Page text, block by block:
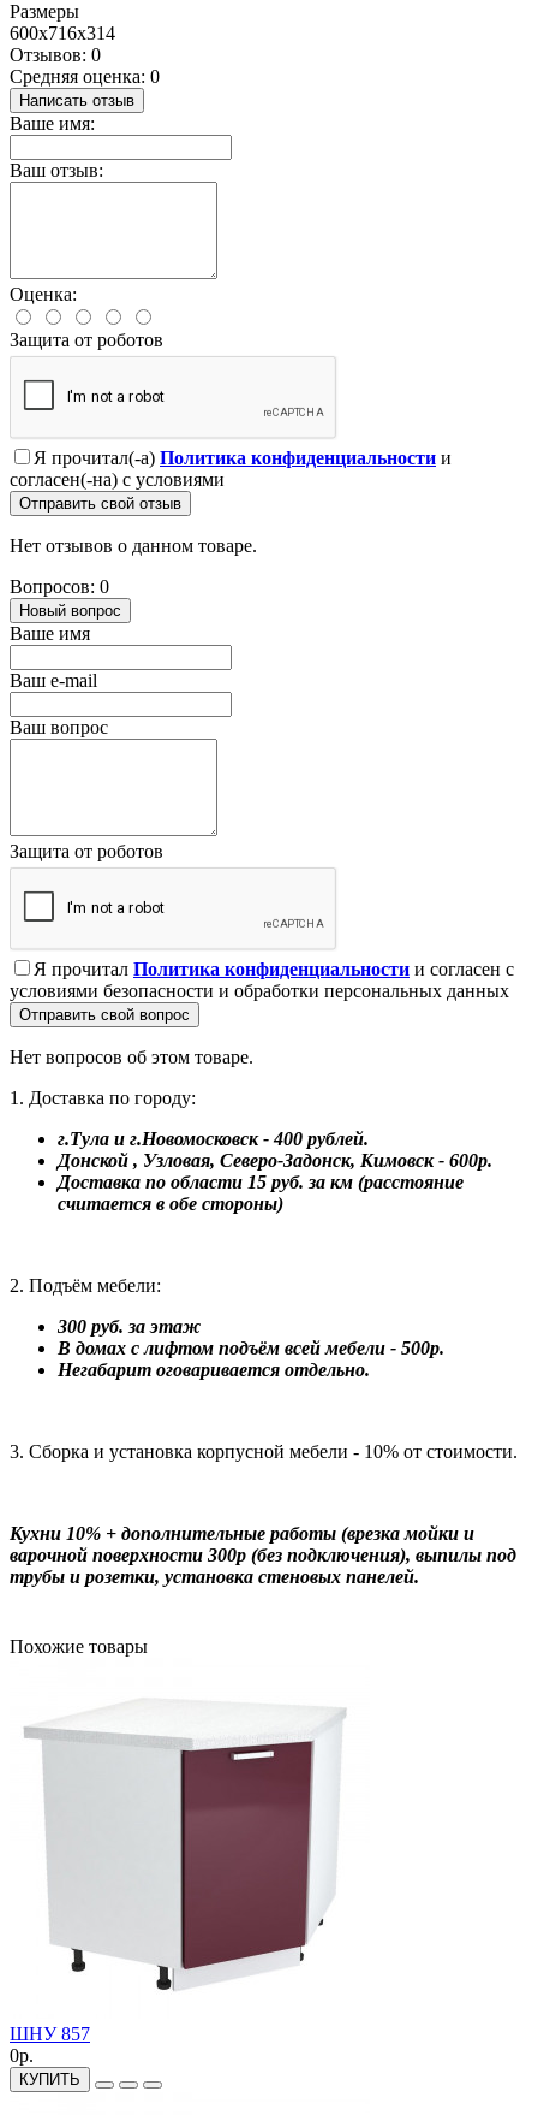
Размеры
600x716x314
Отзывов: 0
Средняя оценка: 0
Написать отзыв
Ваше имя:
Ваш отзыв:
Оценка:
Защита от роботов
Я прочитал(-а) Политика конфиденциальности и
согласен(-на) с условиями
Отправить свой отзыв
Нет отзывов о данном товаре.
Вопросов: 0
Новый вопрос
Ваше имя
Ваш e-mail
Ваш вопрос
Защита от роботов
Я прочитал Политика конфиденциальности и согласен с
условиями безопасности и обработки персональных данных
Отправить свой вопрос
Нет вопросов об этом товаре.
1. Доставка по городу:
г.Тула и г.Новомосковск - 400 рублей.
Донской , Узловая, Северо-Задонск, Кимовск - 600р.
Доставка по области 15 руб. за км (расстояние
считается в обе стороны)
2. Подъём мебели:
300 руб. за этаж
В домах с лифтом подъём всей мебели - 500р.
Негабарит оговаривается отдельно.
3. Сборка и установка корпусной мебели - 10% от стоимости.
Кухни 10% + дополнительные работы (врезка мойки и
варочной поверхности 300р (без подключения), выпилы под
трубы и розетки, установка стеновых панелей.
Похожие товары
ШНУ 857
0р.
КУПИТЬ